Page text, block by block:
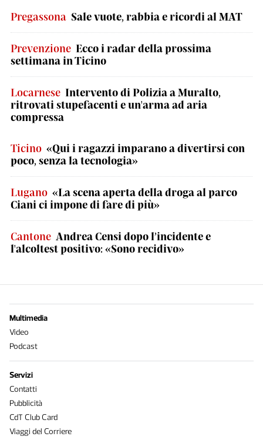
Pregassona Sale vuote, rabbia e ricordi al MAT
Prevenzione Ecco i radar della prossima
settimana in Ticino
Locarnese Intervento di Polizia a Muralto,
ritrovati stupefacenti e un'arma ad aria
compressa
Ticino «Qui i ragazzi imparano a divertirsi con
poco, senza la tecnologia»
Lugano «La scena aperta della droga al parco
Ciani ci impone di fare di più»
Cantone Andrea Censi dopo l’incidente e
l'alcoltest positivo: «Sono recidivo»
Multimedia
Video
Podcast
Servizi
Contatti
Pubblicità
CdT Club Card
Viaggi del Corriere